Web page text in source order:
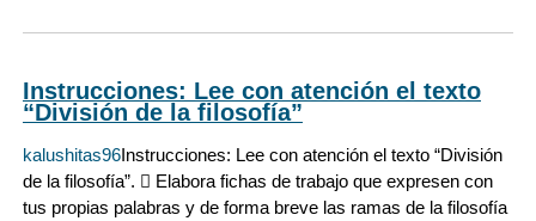
Instrucciones: Lee con atención el texto
“División de la filosofía”
kalushitas96Instrucciones: Lee con atención el texto “División
de la filosofía”.  Elabora fichas de trabajo que expresen con
tus propias palabras y de forma breve las ramas de la filosofía